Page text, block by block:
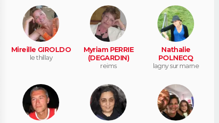
Mireille GIROLDO
le thillay
Myriam PERRIE
(DEGARDIN)
reims
Nathalie
POLNECQ
lagny sur marne